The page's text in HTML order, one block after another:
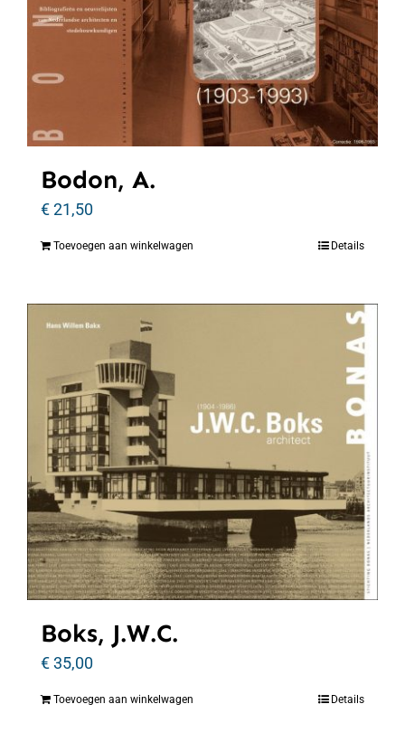
Bodon, A.
€21,50
Toevoegen aan winkelwagen Details
Boks, J.W.C.
€35,00
Toevoegen aan winkelwagen Details